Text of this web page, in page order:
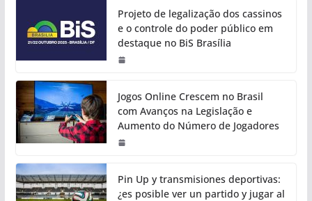
Projeto de legalização dos cassinos
e o controle do poder público em
destaque no BiS Brasília
Jogos Online Crescem no Brasil
com Avanços na Legislação e
Aumento do Número de Jogadores
Pin Up y transmisiones deportivas:
¿es posible ver un partido y jugar al